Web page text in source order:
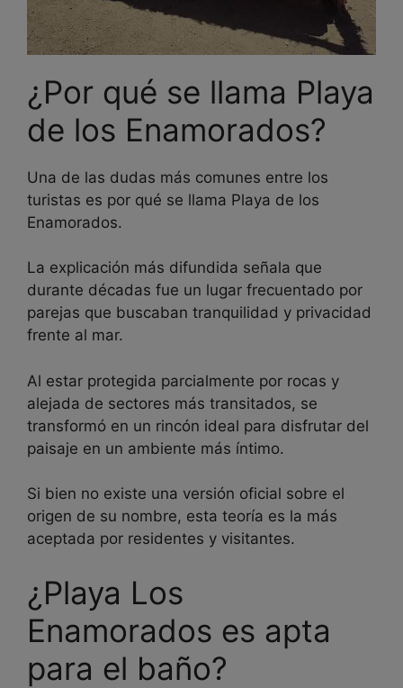
¿Por qué se llama Playa
de los Enamorados?
Una de las dudas más comunes entre los
turistas es por qué se llama Playa de los
Enamorados.
La explicación más difundida señala que
durante décadas fue un lugar frecuentado por
parejas que buscaban tranquilidad y privacidad
frente al mar.
Al estar protegida parcialmente por rocas y
alejada de sectores más transitados, se
transformó en un rincón ideal para disfrutar del
paisaje en un ambiente más íntimo.
Si bien no existe una versión oficial sobre el
origen de su nombre, esta teoría es la más
aceptada por residentes y visitantes.
¿Playa Los
Enamorados es apta
para el baño?